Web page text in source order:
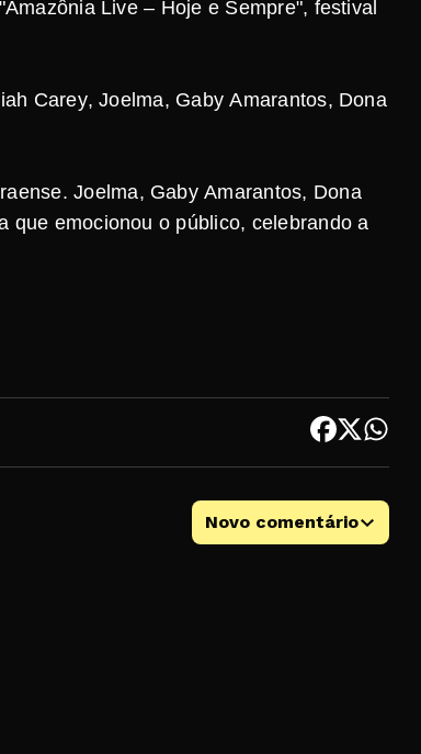
Live – Hoje e Sempre", festival
Carey, Joelma, Gaby Amarantos, Dona
Joelma, Gaby Amarantos, Dona
que emocionou o público, celebrando a
Novo comentário